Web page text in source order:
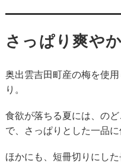
さっぱり爽や
奥出雲吉田町産の梅を使
り。
食欲が落ちる夏には、の
で、さっぱりとした一品に
ほかにも、短冊切りにし